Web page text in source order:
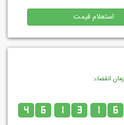
استعلام قیمت
زمان انقضاء:
4 6 : 1 3 : 1 6